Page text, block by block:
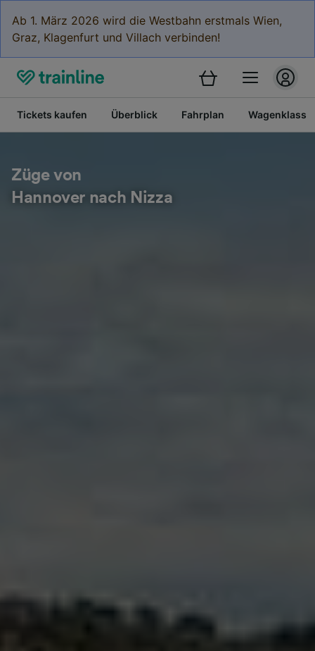
Ab 1. März 2026 wird die Westbahn erstmals Wien,
Graz, Klagenfurt und Villach verbinden!
Tickets kaufen Überblick Fahrplan
Züge von
Hannover nach Nizza